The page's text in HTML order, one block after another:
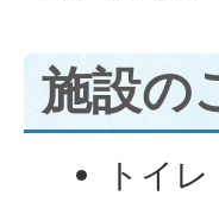
施設の
トイ